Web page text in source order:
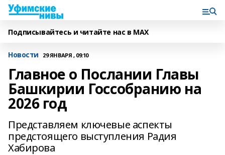
Подписывайтесь и читайте нас в MAX
Новости 29 ЯНВАРЯ , 09:10
Главное о Послании Главы
Башкирии Госсобранию на
2026 год
Представляем ключевые аспекты
предстоящего выступления Радия
Хабирова